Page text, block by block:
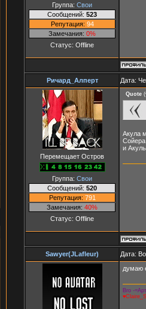
Группа: Свои
Сообщений: 523
Репутация: 94
Замечания: 0%
Статус: Offline
Ричард_Алперт Дата:
Перемещает Остров
Группа: Свои
Сообщений: 520
Репутация: 791
Замечания: 40%
Статус: Offline
Quote (
Акула
Сойера
и
Sawyer(JLafleur) Дата:
думаю
Bro -